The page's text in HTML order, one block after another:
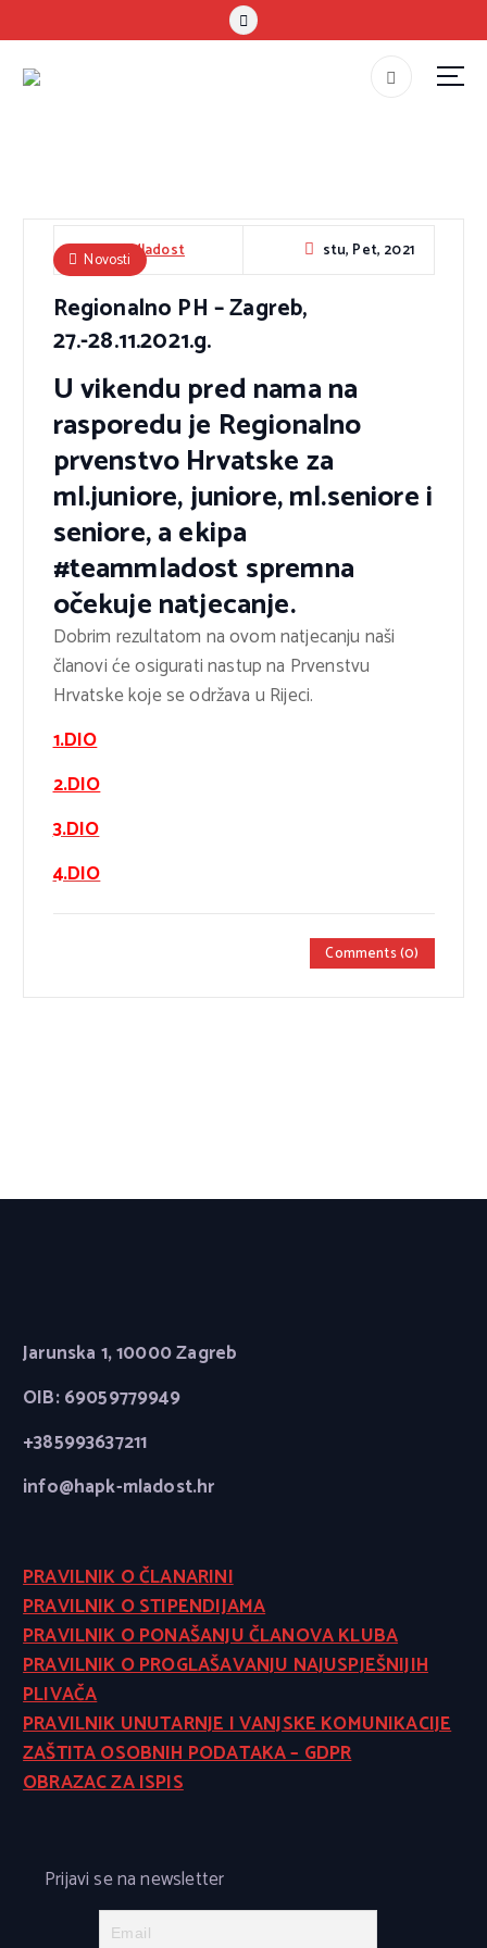
k
HAPK Mladost stu, Pet, 2021
Novosti
Regionalno PH – Zagreb,
27.-28.11.2021.g.
U vikendu pred nama na
rasporedu je Regionalno
prvenstvo Hrvatske za
ml.juniore, juniore, ml.seniore i
seniore, a ekipa
#teammladost spremna
očekuje natjecanje.
Dobrim rezultatom na ovom natjecanju naši
članovi će osigurati nastup na Prvenstvu
Hrvatske koje se održava u Rijeci.
1.DIO
2.DIO
3.DIO
4.DIO
Comments (0)
Jarunska 1, 10000 Zagreb
OIB: 69059779949
+385993637211
info@hapk-mladost.hr
PRAVILNIK O ČLANARINI
PRAVILNIK O STIPENDIJAMA
PRAVILNIK O PONAŠANJU ČLANOVA KLUBA
PRAVILNIK O PROGLAŠAVANJU NAJUSPJEŠNIJIH
PLIVAČA
PRAVILNIK UNUTARNJE I VANJSKE KOMUNIKACIJE
ZAŠTITA OSOBNIH PODATAKA – GDPR
OBRAZAC ZA ISPIS
Prijavi se na newsletter